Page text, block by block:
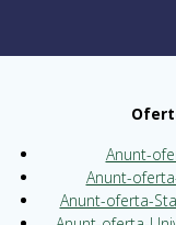
Anunt-
Anunt-
Anunt-oferta-